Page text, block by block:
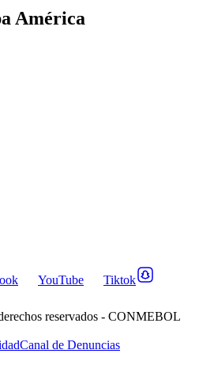
América
YouTube
Tiktok
reservados - CONMEBOL
Canal de Denuncias